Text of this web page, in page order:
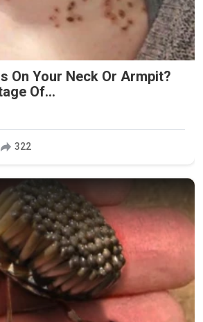
On Your Neck Or Armpit?
Of...
322